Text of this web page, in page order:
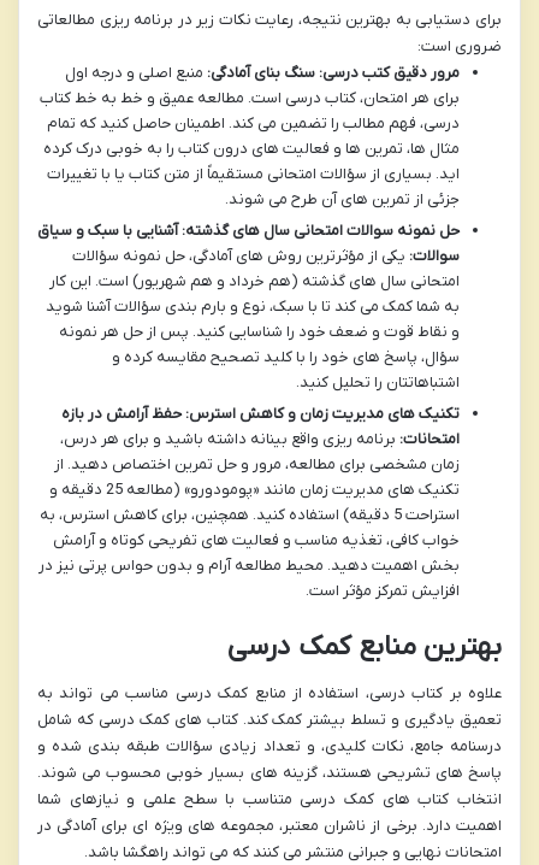
برای دستیابی به بهترین نتیجه، رعایت نکات زیر در برنامه ریزی مطالعاتی
ضروری است:
مرور دقیق کتب درسی: سنگ بنای آمادگی: منبع اصلی و درجه اول
برای هر امتحان، کتاب درسی است. مطالعه عمیق و خط به خط کتاب
درسی، فهم مطالب را تضمین می کند. اطمینان حاصل کنید که تمام
مثال ها، تمرین ها و فعالیت های درون کتاب را به خوبی درک کرده
اید. بسیاری از سؤالات امتحانی مستقیماً از متن کتاب یا با تغییرات
جزئی از تمرین های آن طرح می شوند.
حل نمونه سوالات امتحانی سال های گذشته: آشنایی با سبک و سیاق
سوالات: یکی از مؤثرترین روش های آمادگی، حل نمونه سؤالات
امتحانی سال های گذشته (هم خرداد و هم شهریور) است. این کار
به شما کمک می کند تا با سبک، نوع و بارم بندی سؤالات آشنا شوید
و نقاط قوت و ضعف خود را شناسایی کنید. پس از حل هر نمونه
سؤال، پاسخ های خود را با کلید تصحیح مقایسه کرده و
اشتباهاتتان را تحلیل کنید.
تکنیک های مدیریت زمان و کاهش استرس: حفظ آرامش در بازه
امتحانات: برنامه ریزی واقع بینانه داشته باشید و برای هر درس،
زمان مشخصی برای مطالعه، مرور و حل تمرین اختصاص دهید. از
تکنیک های مدیریت زمان مانند «پومودورو» (مطالعه 25 دقیقه و
استراحت 5 دقیقه) استفاده کنید. همچنین، برای کاهش استرس، به
خواب کافی، تغذیه مناسب و فعالیت های تفریحی کوتاه و آرامش
بخش اهمیت دهید. محیط مطالعه آرام و بدون حواس پرتی نیز در
افزایش تمرکز مؤثر است.
بهترین منابع کمک درسی
علاوه بر کتاب درسی، استفاده از منابع کمک درسی مناسب می تواند به
تعمیق یادگیری و تسلط بیشتر کمک کند. کتاب های کمک درسی که شامل
درسنامه جامع، نکات کلیدی، و تعداد زیادی سؤالات طبقه بندی شده و
پاسخ های تشریحی هستند، گزینه های بسیار خوبی محسوب می شوند.
انتخاب کتاب های کمک درسی متناسب با سطح علمی و نیازهای شما
اهمیت دارد. برخی از ناشران معتبر، مجموعه های ویژه ای برای آمادگی در
امتحانات نهایی و جبرانی منتشر می کنند که می تواند راهگشا باشد.